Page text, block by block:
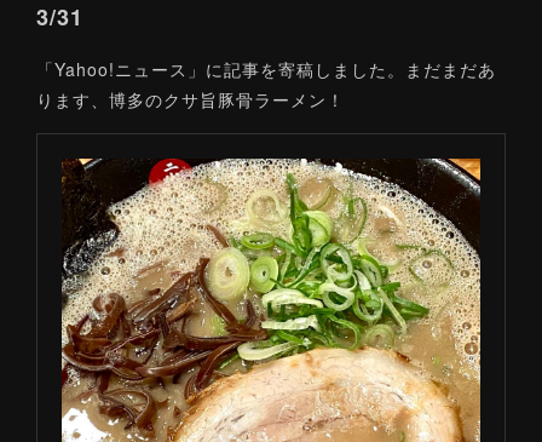
3/31
「Yahoo!ニュース」に記事を寄稿しました。まだまだあ
ります、博多のクサ旨豚骨ラーメン！